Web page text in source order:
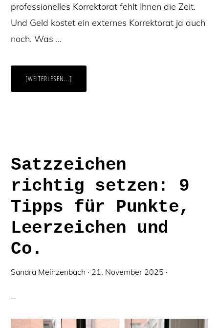
professionelles Korrektorat fehlt Ihnen die Zeit.
Und Geld kostet ein externes Korrektorat ja auch
noch. Was …
[WEITERLESEN...]
KORRIGIEREN:
Satzzeichen
richtig setzen: 9
Tipps für Punkte,
Leerzeichen und
Co.
Sandra Meinzenbach · 21. November 2025 ·